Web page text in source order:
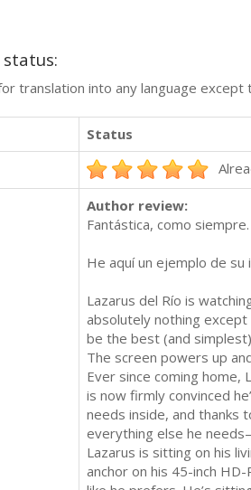
translation into any language
Status
Author review:
Fantástica, como siempre.
He aquí un ejemplo de
Lazarus del Río is
absolutely nothing except
be the best (and
The screen powers up
Ever since coming home,
is now firmly convinced
needs inside, and thanks
everything else he
Lazarus is sitting on his
anchor on his 45-inch